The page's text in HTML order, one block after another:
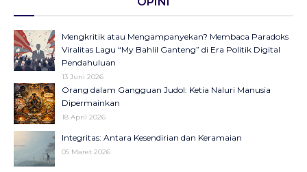
Mengkritik atau Mengampanyekan? Membaca Paradoks
Viralitas Lagu “My Bahlil Ganteng” di Era Politik Digital
Pendahuluan
13 Juni 2026
Orang dalam Gangguan Judol: Ketia Naluri Manusia
Dipermainkan
18 April 2026
Integritas: Antara Kesendirian dan Keramaian
05 Maret 2026